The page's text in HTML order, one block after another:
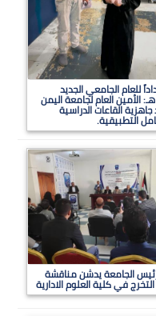
للعام الجامعي الجديد
1447هـ: الأمين العام لجامعة اليمن
القاعات الدراسية
التطبيقية.
الجامعة يدشن مناقشة
في كلية العلوم الادارية